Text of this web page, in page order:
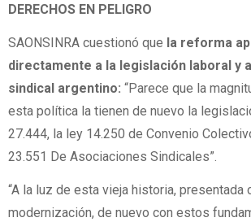
DERECHOS EN PELIGRO
SAONSINRA cuestionó que la reforma
directamente a la legislación laboral y
sindical argentino: “Parece que la
esta política la tienen de nuevo la
27.444, la ley 14.250 de Convenio
23.551 De Asociaciones Sindicales”.
“A la luz de esta vieja historia, presentada
modernización, de nuevo con estos